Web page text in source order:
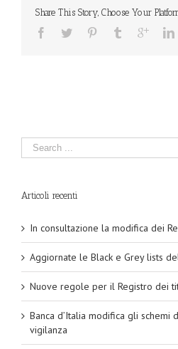
Share This Story, Choose Your
Articoli recenti
In consultazione la modifica dei
Aggiornate le Black e Grey lists
Nuove regole per il Registro dei
Banca d’Italia modifica gli schemi
vigilanza